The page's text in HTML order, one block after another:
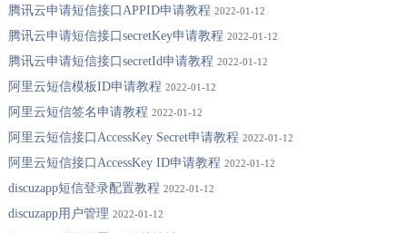
腾讯云申请短信接口APPID申请教程 2022-01-12
腾讯云申请短信接口secretKey申请教程 2022-01-12
腾讯云申请短信接口secretId申请教程 2022-01-12
阿里云短信模板ID申请教程 2022-01-12
阿里云短信签名申请教程 2022-01-12
阿里云短信接口AccessKey Secret申请教程 2022-01-12
阿里云短信接口AccessKey ID申请教程 2022-01-12
discuzapp短信登录配置教程 2022-01-12
discuzapp用户管理 2022-01-12